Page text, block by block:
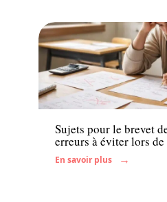
Enfant
Sujets pour le brevet
erreurs à éviter lors de
En savoir plus